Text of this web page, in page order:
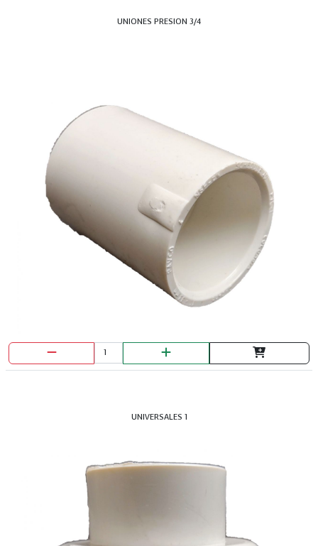
UNIONES PRESION 3/4
UNIVERSALES 1